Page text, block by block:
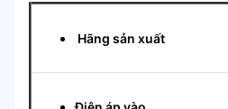
Hãng sản xuất